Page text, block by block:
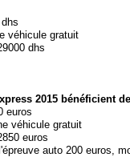
véhicule gratuit
dhs
2015 bénéficient
euros
véhicule gratuit
euros
auto 200 euros,